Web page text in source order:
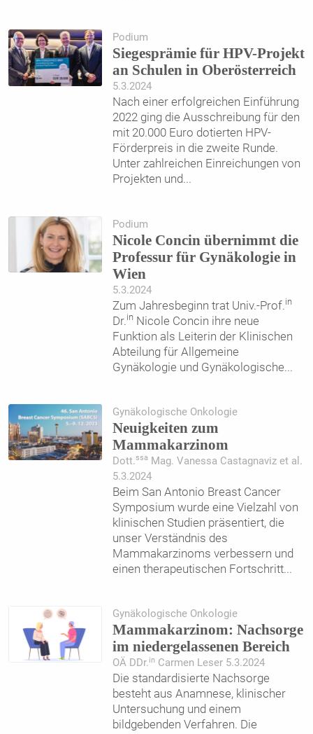
Podium
Siegesprämie für HPV-Projekt
an Schulen in Oberösterreich
5.3.2024
Nach einer erfolgreichen Einführung
2022 ging die Ausschreibung für den
mit 20.000 Euro dotierten HPV-
Förderpreis in die zweite Runde.
Unter zahlreichen Einreichungen von
Projekten und...
Podium
Nicole Concin übernimmt die
Professur für Gynäkologie in
Wien
5.3.2024
Zum Jahresbeginn trat Univ.-Prof. in
Dr. inNicole Concin ihre neue
Funktion als Leiterin der Klinischen
Abteilung für Allgemeine
Gynäkologie und Gynäkologische...
Gynäkologische Onkologie
Neuigkeiten zum
Mammakarzinom
Dott.ssa Mag. Vanessa Castagnaviz et al.
5.3.2024
Beim San Antonio Breast Cancer
Symposium wurde eine Vielzahl von
klinischen Studien präsentiert, die
unser Verständnis des
Mammakarzinoms verbessern und
einen therapeutischen Fortschritt...
Gynäkologische Onkologie
Mammakarzinom: Nachsorge
im niedergelassenen Bereich
OÄ DDr.inCarmen Leser 5.3.2024
Die standardisierte Nachsorge
besteht aus Anamnese, klinischer
Untersuchung und einem
bildgebenden Verfahren. Die